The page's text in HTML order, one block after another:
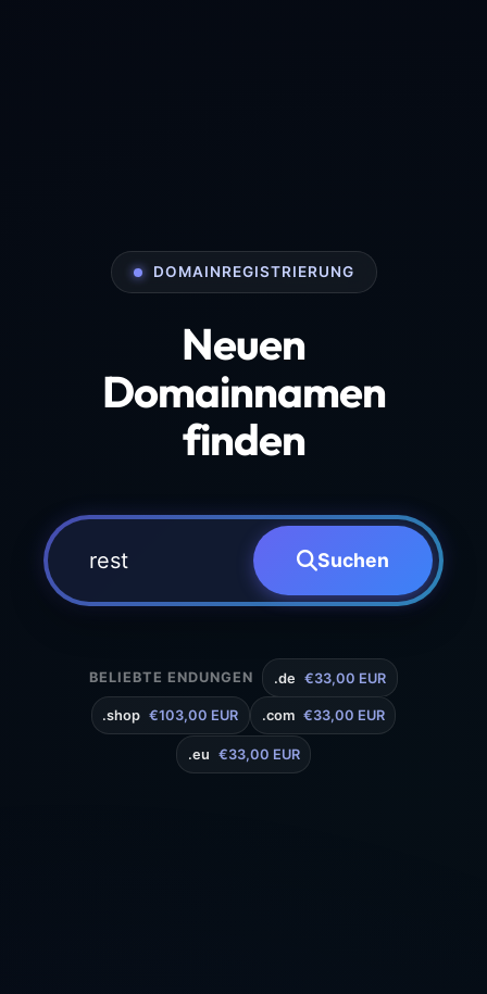
DOMAINREGISTRIERUNG
Neuen
Domainnamen
finden
Suchen
BELIEBTE ENDUNGEN .de €33,00 EUR
.shop €103,00 EUR .com €33,00 EUR
.eu €33,00 EUR